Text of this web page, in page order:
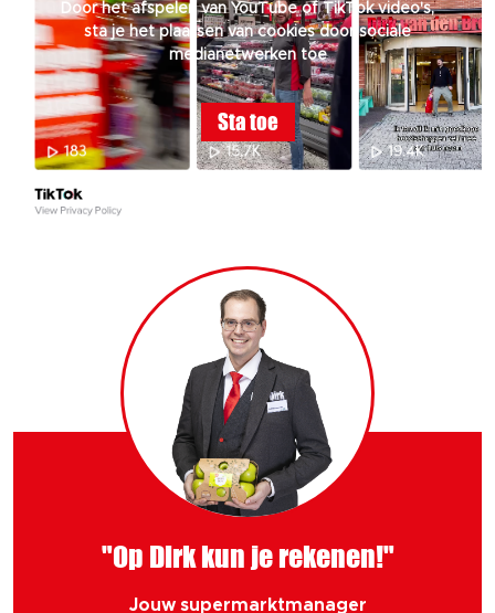
Door het afspelen van YouTube of TikTok video's,
sta je het plaatsen van cookies door sociale
medianetwerken toe
Sta toe
"Op Dirk kun je rekenen!"
Jouw supermarktmanager